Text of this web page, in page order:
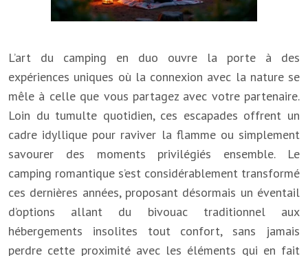
L’art du camping en duo ouvre la porte à des
expériences uniques où la connexion avec la nature se
mêle à celle que vous partagez avec votre partenaire.
Loin du tumulte quotidien, ces escapades offrent un
cadre idyllique pour raviver la flamme ou simplement
savourer des moments privilégiés ensemble. Le
camping romantique s’est considérablement transformé
ces dernières années, proposant désormais un éventail
d’options allant du bivouac traditionnel aux
hébergements insolites tout confort, sans jamais
perdre cette proximité avec les éléments qui en fait